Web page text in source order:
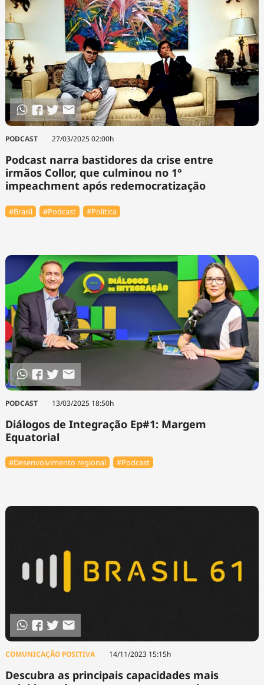
PODCAST 27/03/2025 02:00h
Podcast narra bastidores da crise entre
irmãos Collor, que culminou no 1°
impeachment após redemocratização
#Brasil #Podcast #Política
PODCAST 13/03/2025 18:50h
Diálogos de Integração Ep#1: Margem
Equatorial
#Desenvolvimento regional #Podcast
COMUNICAÇÃO POSITIVA 14/11/2023 15:15h
Descubra as principais capacidades mais